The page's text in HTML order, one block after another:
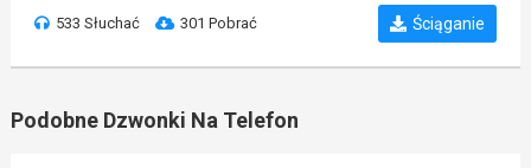
533 Słuchać 301 Pobrać Ściąganie
Podobne Dzwonki Na Telefon